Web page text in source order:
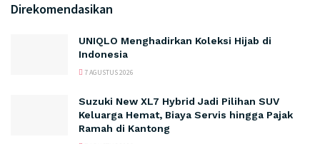
Direkomendasikan
UNIQLO Menghadirkan Koleksi Hijab di
Indonesia
7 AGUSTUS 2026
Suzuki New XL7 Hybrid Jadi Pilihan SUV
Keluarga Hemat, Biaya Servis hingga Pajak
Ramah di Kantong